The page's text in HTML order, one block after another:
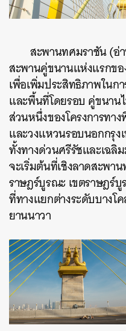
สะพานทศมราชัน (อ่
สะพานคู่ขนานแห่งแรกข
เพื่อเพิ่มประสิทธิภาพในก
และพื้นที่โดยรอบ คู่ขนาน
ส่วนหนึ่งของโครงการทา
และวงแหวนรอบนอกกรุ
ทั้งทางด่วนศรีรัชและเฉลิ
จะเริ่มต้นที่เชิงลาดสะพา
ราษฎร์บูรณะ เขตราษฎร์
ที่ทางแยกต่างระดับบางโ
ยานนาวา